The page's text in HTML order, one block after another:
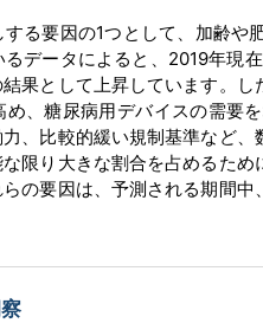
る要因の1つとして、加齢
データによると、2019年現
果として上昇しています。
、糖尿病用デバイスの需要
、比較的緩い規制基準など
限り大きな割合を占めるた
の要因は、予測される期間